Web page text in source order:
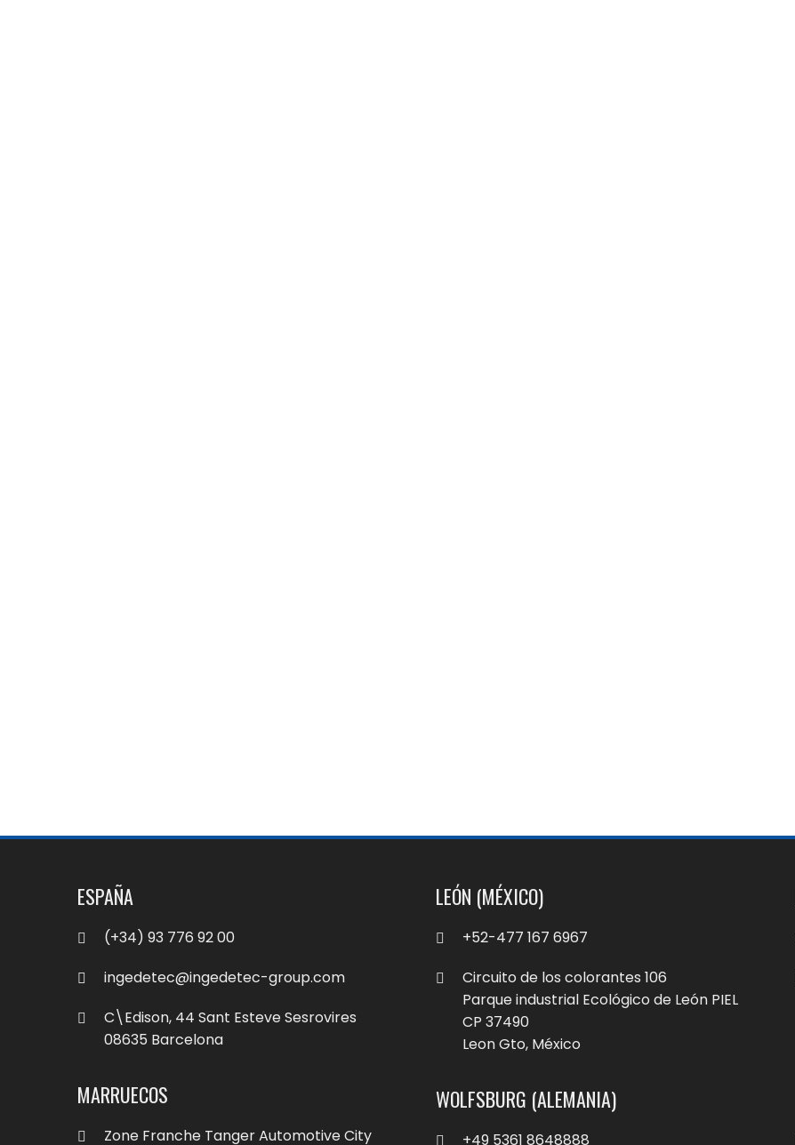
ESPAÑA
(+34) 93 776 92 00
ingedetec@ingedetec-group.com
C\Edison, 44 Sant Esteve Sesrovires
08635 Barcelona
MARRUECOS
Zone Franche Tanger Automotive City
LEÓN (MÉXICO)
+52-477 167 6967
Circuito de los colorantes 106
Parque industrial Ecológico de León PIEL
CP 37490
Leon Gto, México
WOLFSBURG (ALEMANIA)
+49 5361 8648888